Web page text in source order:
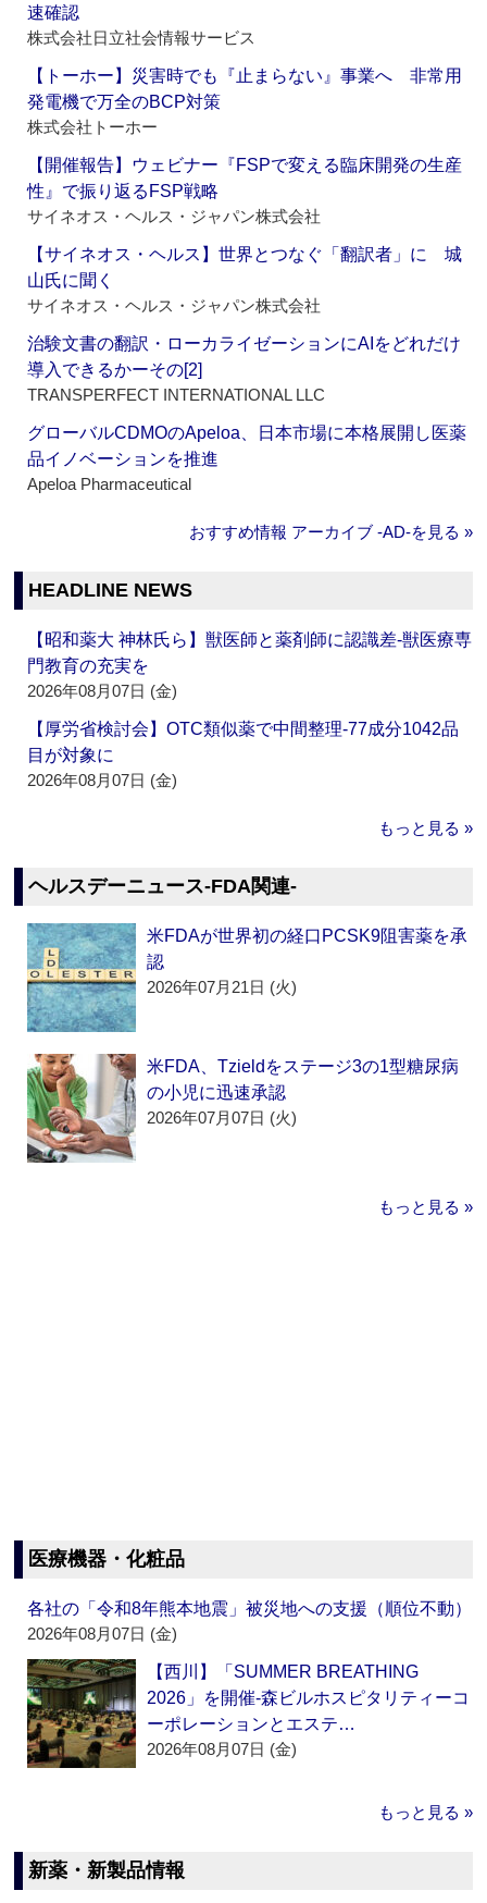
速確認
株式会社日立社会情報サービス
【トーホー】災害時でも『止まらない』事業へ 非常用
発電機で万全のBCP対策
株式会社トーホー
【開催報告】ウェビナー『FSPで変える臨床開発の生産
性』で振り返るFSP戦略
サイネオス・ヘルス・ジャパン株式会社
【サイネオス・ヘルス】世界とつなぐ「翻訳者」に 城
山氏に聞く
サイネオス・ヘルス・ジャパン株式会社
治験文書の翻訳・ローカライゼーションにAIをどれだけ
導入できるかーその[2]
TRANSPERFECT INTERNATIONAL LLC
グローバルCDMOのApeloa、日本市場に本格展開し医薬
品イノベーションを推進
Apeloa Pharmaceutical
おすすめ情報 アーカイブ ‐AD‐を見る »
HEADLINE NEWS
【昭和薬大 神林氏ら】獣医師と薬剤師に認識差‐獣医療専
門教育の充実を
2026年08月07日 (金)
【厚労省検討会】OTC類似薬で中間整理‐77成分1042品
目が対象に
2026年08月07日 (金)
もっと見る »
ヘルスデーニュース‐FDA関連‐
米FDAが世界初の経口PCSK9阻害薬を承
認
2026年07月21日 (火)
米FDA、Tzieldをステージ3の1型糖尿病
の小児に迅速承認
2026年07月07日 (火)
もっと見る »
医療機器・化粧品
各社の「令和8年熊本地震」被災地への支援（順位不動）
2026年08月07日 (金)
【西川】「SUMMER BREATHING
2026」を開催‐森ビルホスピタリティーコ
ーポレーションとエステ…
2026年08月07日 (金)
もっと見る »
新薬・新製品情報